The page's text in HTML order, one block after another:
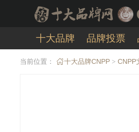
十大品牌 品牌投票
当前位置： 十大品牌CNPP > CNPP